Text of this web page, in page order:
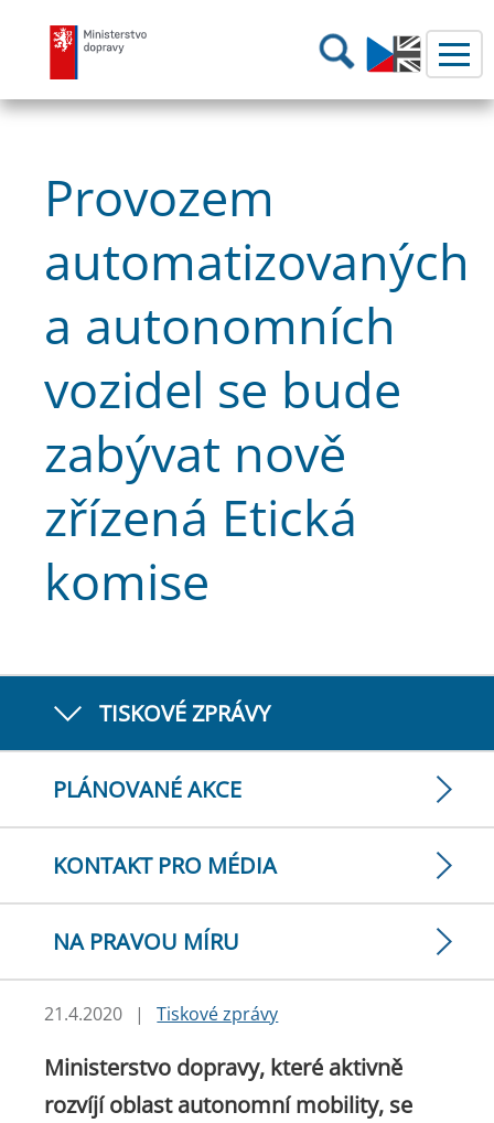
Ministerstvo dopravy Hledání
Provozem
automatizovaných
a autonomních
vozidel se bude
zabývat nově
zřízená Etická
komise
TISKOVÉ ZPRÁVY
PLÁNOVANÉ AKCE
KONTAKT PRO MÉDIA
NA PRAVOU MÍRU
21.4.2020 | Tiskové zprávy
Ministerstvo dopravy, které aktivně
rozvíjí oblast autonomní mobility, se